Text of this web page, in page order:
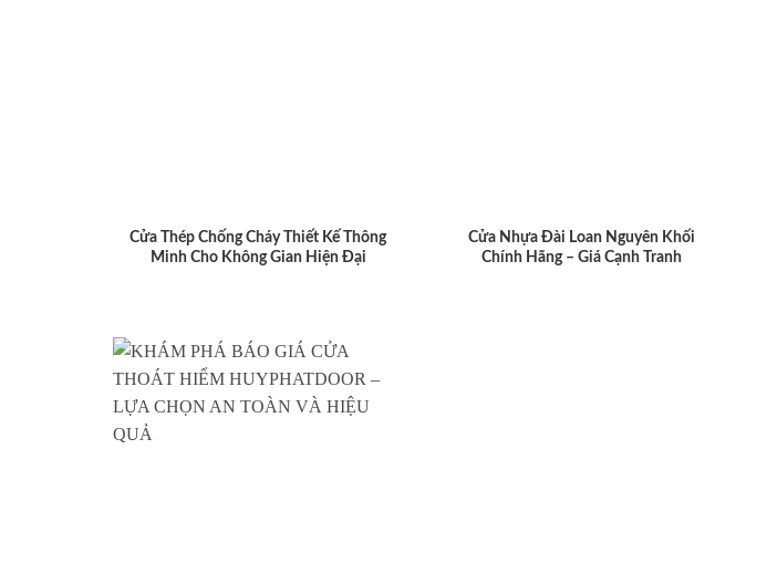
Cửa Thép Chống Cháy Thiết Kế Thông
Minh Cho Không Gian Hiện Đại
Cửa Nhựa Đài Loan Nguyên Khối
Chính Hãng – Giá Cạnh Tranh